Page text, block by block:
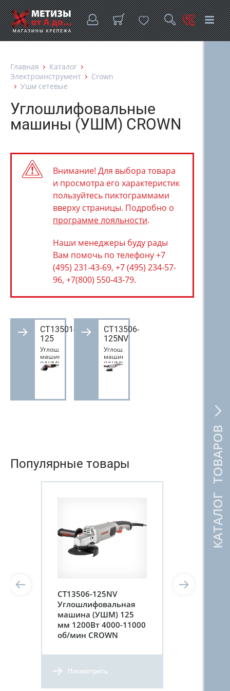
КАТАЛОГ ТОВАРОВ
Главная
Каталог
Электроинструмент
Crown
Ушм сетевые
Углошлифовальные
машины (УШМ) CROWN
Внимание! Для выбора товара
и просмотра его характеристик
пользуйтесь пиктограммами
вверху страницы. Подробно о
программе лояльности.
Наши менеджеры буду рады
Вам помочь по телефону +7
(495) 231-43-69, +7 (495) 234-57-
96, +7(800) 550-43-79.
CT13501-
125
Углошлифовальная
машина
(УШМ)
CT13501-
CT13506-
125NV
Углошлифовальная
машина
(УШМ)
CT13506-
Популярные товары
CT13506-125NV
Углошлифовальная
машина (УШМ) 125
мм 1200Вт 4000-11000
об/мин CROWN
Посмотреть